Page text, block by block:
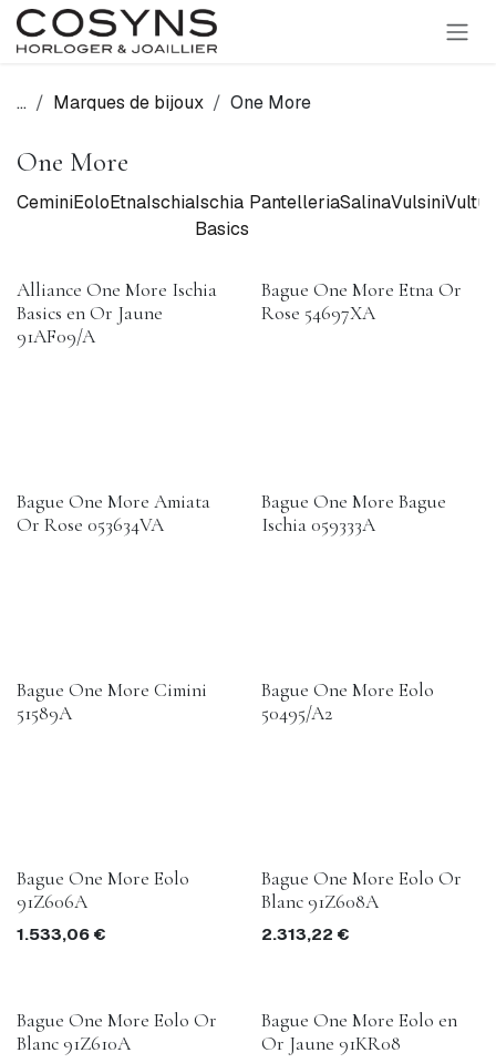
SE RENDRE AU CONTENU
... Marques de bijoux One More
One More
CeminiEoloEtnaIschiaIschia
Basics
PantelleriaSalinaVulsini
Alliance One More Ischia
Basics en Or Jaune
91AF09/A
Bague One More Etna Or
Rose 54697XA
Bague One More Amiata
Or Rose 053634VA
Bague One More Bague
Ischia 059333A
Bague One More Cimini
51589A
Bague One More Eolo
50495/A2
Bague One More Eolo
91Z606A
1.533,06 €
Bague One More Eolo Or
Blanc 91Z608A
2.313,22 €
Bague One More Eolo Or
Blanc 91Z610A
Bague One More Eolo en
Or Jaune 91KR08